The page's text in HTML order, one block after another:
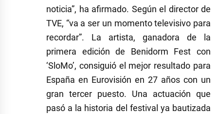
noticia”, ha afirmado. Según el director de
TVE, “va a ser un momento televisivo para
recordar”. La artista, ganadora de la
primera edición de Benidorm Fest con
‘SloMo’, consiguió el mejor resultado para
España en Eurovisión en 27 años con un
gran tercer puesto. Una actuación que
pasó a la historia del festival ya bautizada